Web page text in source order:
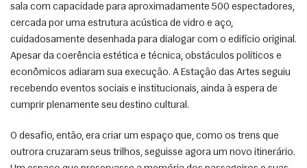
sala com capacidade para aproximadamente 500 espectadores,
cercada por uma estrutura acústica de vidro e aço,
cuidadosamente desenhada para dialogar com o edifício original.
Apesar da coerência estética e técnica, obstáculos políticos e
econômicos adiaram sua execução. A Estação das Artes seguiu
recebendo eventos sociais e institucionais, ainda à espera de
cumprir plenamente seu destino cultural.
O desafio, então, era criar um espaço que, como os trens que
outrora cruzaram seus trilhos, seguisse agora um novo itinerário.